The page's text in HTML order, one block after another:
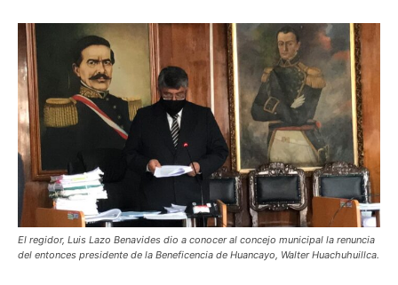
El regidor, Luis Lazo Benavides dio a conocer al concejo municipal la renuncia
del entonces presidente de la Beneficencia de Huancayo, Walter Huachuhuillca.